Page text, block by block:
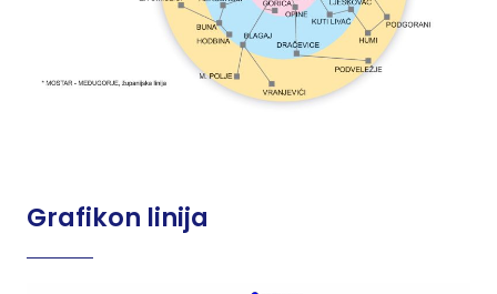
Grafikon linija